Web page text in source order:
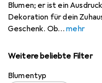
Blumen; er ist ein
Dekoration für dein
Geschenk. Ob
mehr
Weitere beliebte Filter
Blumentyp